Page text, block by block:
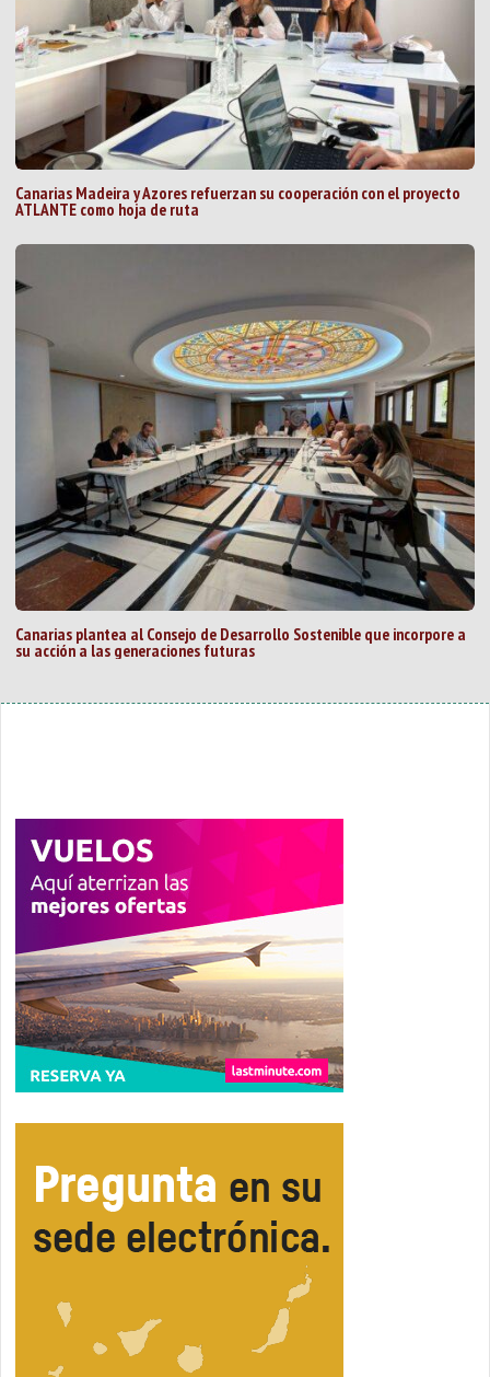
Canarias Madeira y Azores refuerzan su cooperación con el proyecto
ATLANTE como hoja de ruta
Canarias plantea al Consejo de Desarrollo Sostenible que incorpore a
su acción a las generaciones futuras